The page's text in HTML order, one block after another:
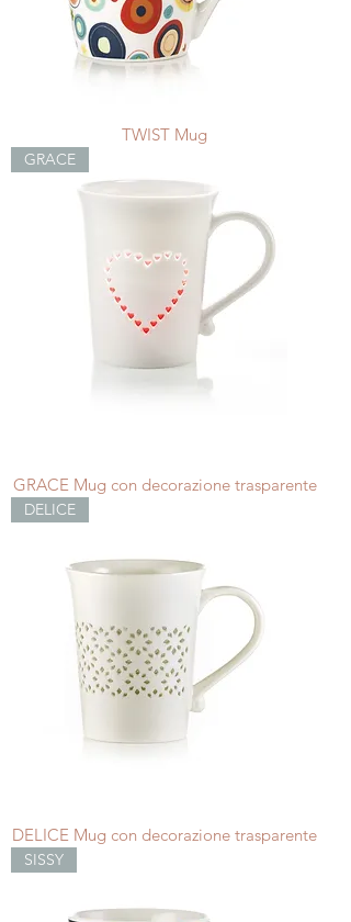
TWIST Mug
GRACE
GRACE Mug con decorazione trasparente
DELICE
DELICE Mug con decorazione trasparente
SISSY